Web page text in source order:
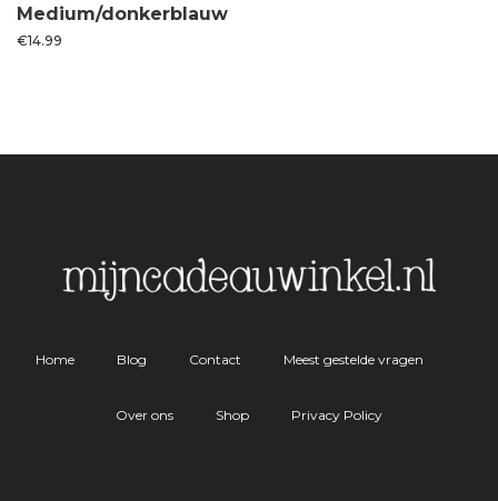
Medium/donkerblauw
€14.99
Home Blog Contact Meest gestelde vragen
Over ons Shop Privacy Policy